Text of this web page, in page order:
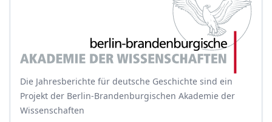
Die Jahresberichte für deutsche Geschichte sind ein
Projekt der Berlin-Brandenburgischen Akademie der
Wissenschaften